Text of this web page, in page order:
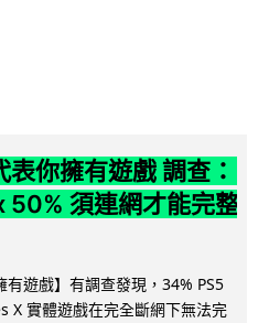
你擁有遊戲 調查：
須連網才能完整
有遊戲】有調查發現，34% PS5
X 實體遊戲在完全斷網下無法完